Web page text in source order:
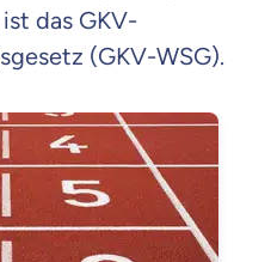
das GKV-
(GKV-WSG).